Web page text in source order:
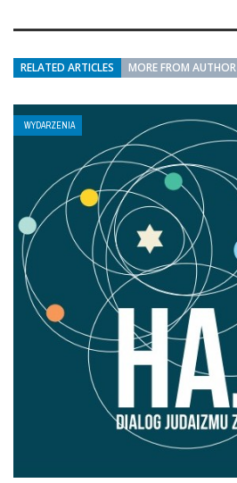
RELATED ARTICLES MORE FROM AUTHOR
WYDARZENIA